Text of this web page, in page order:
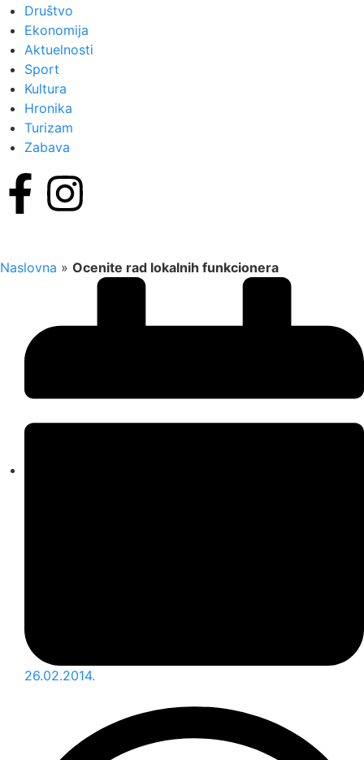
Društvo
Ekonomija
Aktuelnosti
Sport
Kultura
Hronika
Turizam
Zabava
Naslovna » Ocenite rad lokalnih funkcionera
26.02.2014.